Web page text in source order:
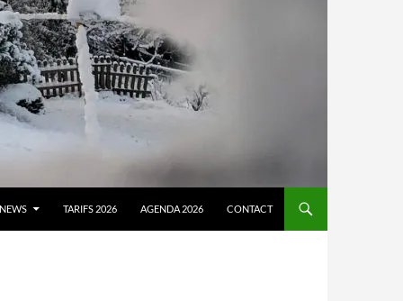
NEWS TARIFS 2026 AGENDA 2026 CONTACT